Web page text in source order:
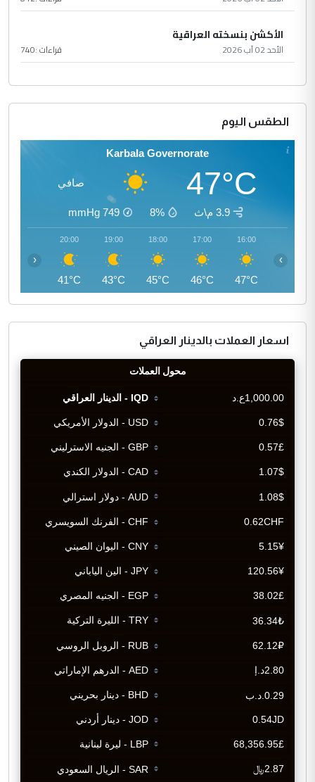
الأكشن بنسخته العراقية
الأحد 02 آب 2026 قراءات :740
الطقس اليوم
Karbala Governorate
47°C صافي
3.9 م\ث 8%
749
mmHg
16:00
47°C
17:00
46°C
18:00
45°C
19:00
43°C
20:00
41°C
‹ ›
اسعار العملات بالدينار العراقي